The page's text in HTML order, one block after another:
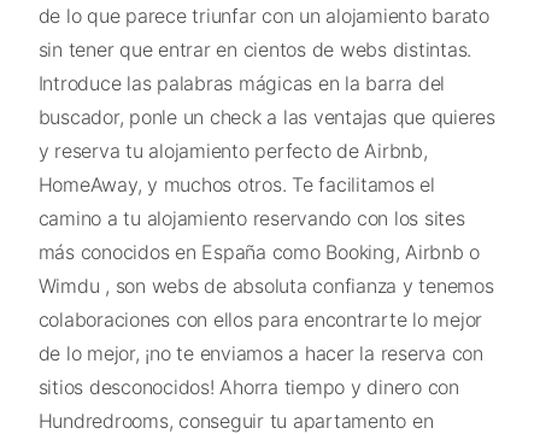
de lo que parece triunfar con un alojamiento barato
sin tener que entrar en cientos de webs distintas.
Introduce las palabras mágicas en la barra del
buscador, ponle un check a las ventajas que quieres
y reserva tu alojamiento perfecto de Airbnb,
HomeAway, y muchos otros. Te facilitamos el
camino a tu alojamiento reservando con los sites
más conocidos en España como Booking, Airbnb o
Wimdu , son webs de absoluta confianza y tenemos
colaboraciones con ellos para encontrarte lo mejor
de lo mejor, ¡no te enviamos a hacer la reserva con
sitios desconocidos! Ahorra tiempo y dinero con
Hundredrooms, conseguir tu apartamento en